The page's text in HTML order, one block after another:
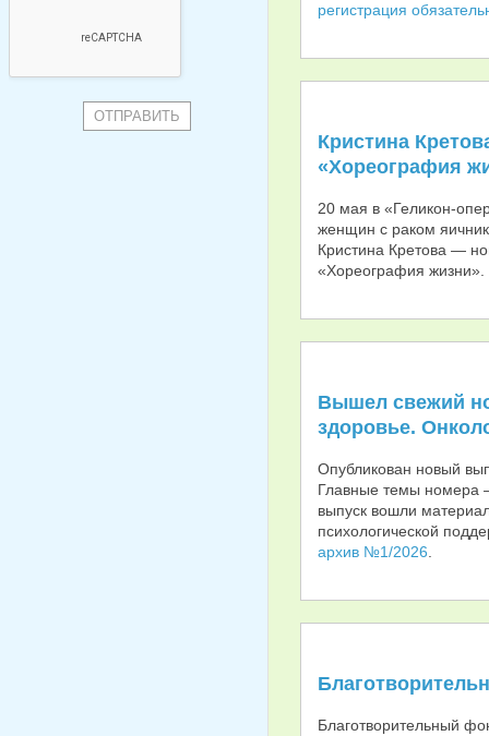
регистрация
Кристина
«Хореография
20 мая в «Геликон-
женщин с раком
Кристина Кретова —
«Хореография
Вышел свежий
здоровье.
Опубликован новый
Главные темы номера
выпуск вошли
психологической
архив №1/2026
Благотворительный